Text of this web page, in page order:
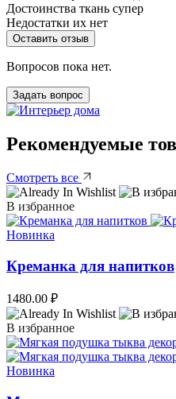
Достоинства ткань супер
Недостатки их нет
Оставить отзыв
Вопросов пока нет.
Задать вопрос
Рекомендуемые
Смотреть все
В избранное
Новинка
Креманка для напитков
1480.00 ₽
В избранное
Новинка